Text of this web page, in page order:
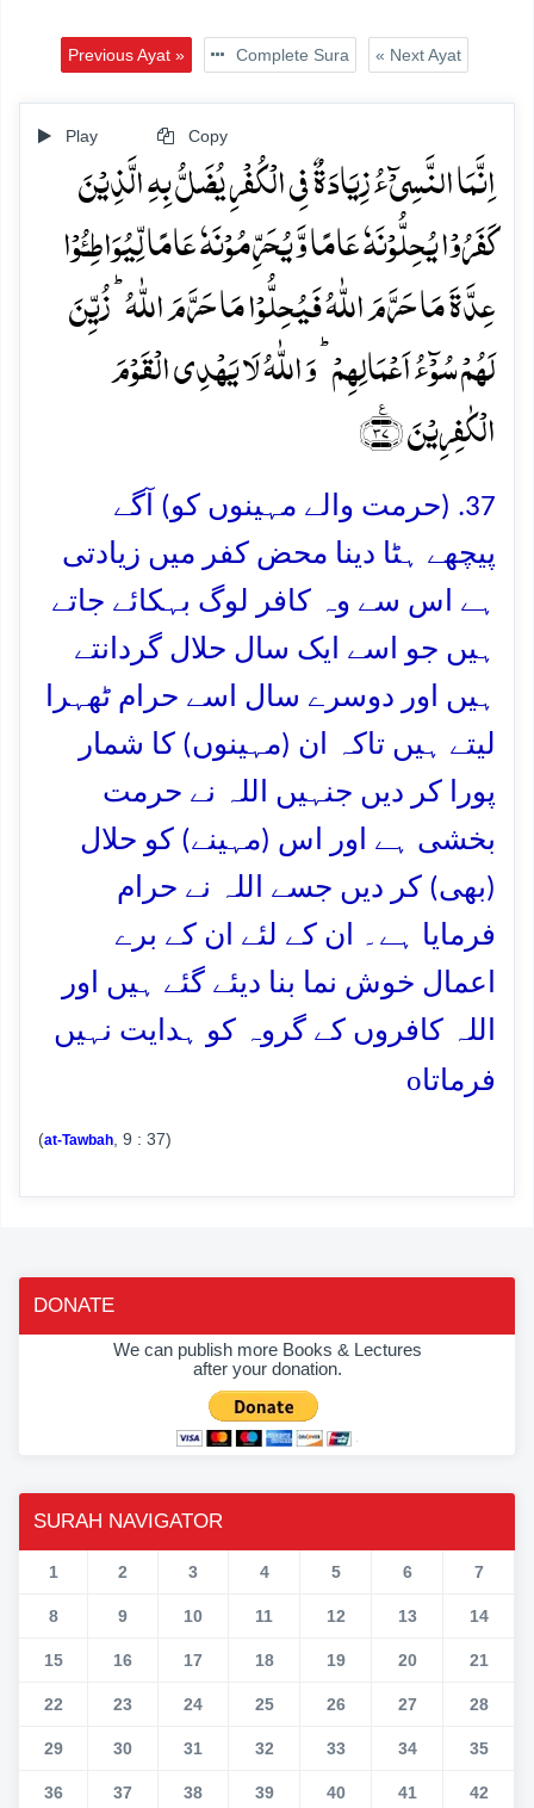
Previous Ayat » Complete Sura « Next Ayat
Play Copy
اِنَّمَا النَّسِیۡٓءُ زِیَادَۃٌ فِی الۡکُفۡرِ یُضَلُّ بِہِ الَّذِیۡنَ
کَفَرُوۡا یُحِلُّوۡنَہٗ عَامًا وَّ یُحَرِّمُوۡنَہٗ عَامًا لِّیُوَاطِـُٔوۡا
عِدَّۃَ مَا حَرَّمَ اللّٰہُ فَیُحِلُّوۡا مَا حَرَّمَ اللّٰہُ ؕ زُیِّنَ
لَہُمۡ سُوۡٓءُ اَعۡمَالِہِمۡ ؕ وَ اللّٰہُ لَا یَہۡدِی الۡقَوۡمَ
الۡکٰفِرِیۡنَ ﴿٪۳۷﴾
37. (حرمت والے مہینوں کو) آگے
پیچھے ہٹا دینا محض کفر میں زیادتی
ہے اس سے وہ کافر لوگ بہکائے جاتے
ہیں جو اسے ایک سال حلال گردانتے
ہیں اور دوسرے سال اسے حرام ٹھہرا
لیتے ہیں تاکہ ان (مہینوں) کا شمار
پورا کر دیں جنہیں اللہ نے حرمت
بخشی ہے اور اس (مہینے) کو حلال
(بھی) کر دیں جسے اللہ نے حرام
فرمایا ہے۔ ان کے لئے ان کے برے
اعمال خوش نما بنا دیئے گئے ہیں اور
اللہ کافروں کے گروہ کو ہدایت نہیں
فرماتاo
(at-Tawbah , 9 : 37)
DONATE
We can publish more Books & Lectures
after your donation.
SURAH NAVIGATOR
1 2 3 4 5 6 7
8 9 10 11 12 13 14
15 16 17 18 19 20 21
22 23 24 25 26 27 28
29 30 31 32 33 34 35
36 37 38 39 40 41 42